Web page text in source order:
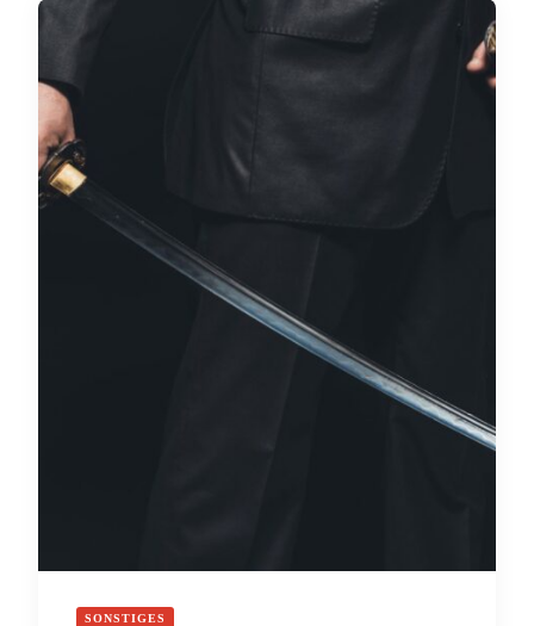
SONSTIGES